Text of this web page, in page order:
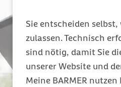
Sie entscheiden selbst,
zulassen. Technisch
sind nötig, damit Sie
unserer Website und
Meine BARMER